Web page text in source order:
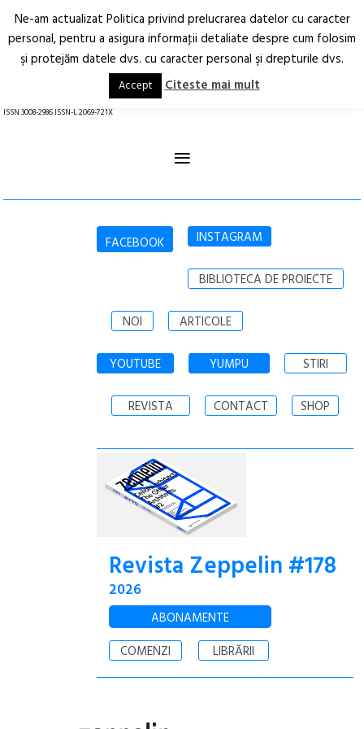
Arhitectură.
Oraș.
RO EN
ISSN 3008-2986 ISSN-L 2069-721X
≡
FACEBOOK INSTAGRAM
BIBLIOTECA DE PROIECTE
NOI ARTICOLE
YOUTUBE YUMPU STIRI
REVISTA CONTACT SHOP
Revista Zeppelin #178
2026
ABONAMENTE
COMENZI
LIBRĂRII
Ne-am actualizat Politica privind prelucrarea datelor cu caracter
personal, pentru a asigura informaţii detaliate despre cum folosim
şi protejăm datele dvs. cu caracter personal şi drepturile dvs.
Accept Citeste mai mult